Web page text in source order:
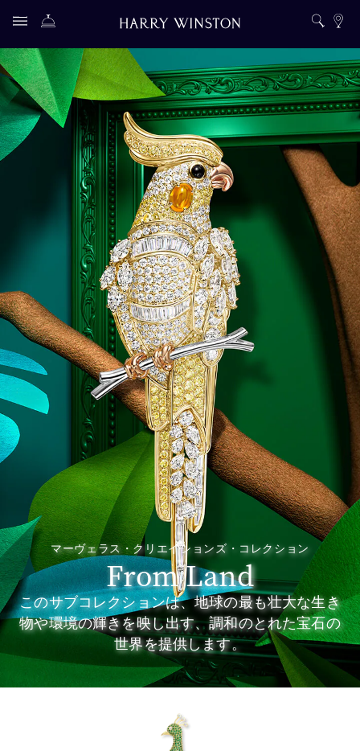
マーヴェラス・クリエイションズ・コレクション
From Land
このサブコレクションは、地球の最も壮大な生き
物や環境の輝きを映し出す、調和のとれた宝石の
世界を提供します。